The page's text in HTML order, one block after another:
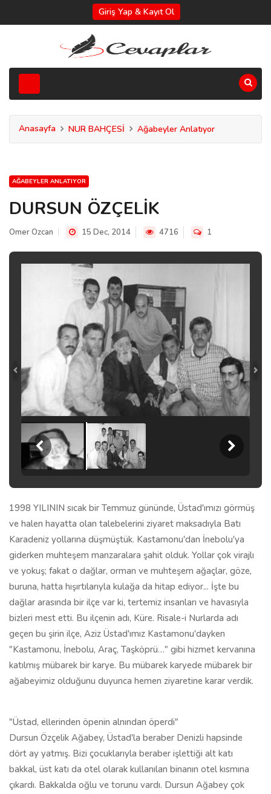
Giriş Yap & Kayıt Ol
Anasayfa NUR BAHÇESİ Ağabeyler Anlatıyor
AĞABEYLER ANLATIYOR
DURSUN ÖZÇELİK
Omer Ozcan 15 Dec, 2014 4716 1
1998 YILININ sıcak bir Temmuz gününde, Üstad'ımızı görmüş
ve halen hayatta olan talebelerini ziyaret maksadıyla Batı
Karadeniz yollarına düşmüştük. Kastamonu'dan İnebolu'ya
giderken muhteşem manzaralara şahit olduk. Yollar çok virajlı
ve yokuş; fakat o dağlar, orman ve muhteşem ağaçlar, göze,
buruna, hatta hışırtılarıyla kulağa da hitap ediyor... İşte bu
dağlar arasında bir ilçe var ki, tertemiz insanları ve havasıyla
bizleri mest etti. Bu ilçenin adı, Küre. Risale-i Nurlarda adı
geçen bu şirin ilçe, Aziz Üstad'ımız Kastamonu'dayken
"Kastamonu, İnebolu, Araç, Taşköprü…" gibi hizmet kervanına
katılmış mübarek bir karye. Bu mübarek karyede mübarek bir
ağabeyimiz olduğunu duyunca hemen ziyaretine karar verdik.
"Üstad, ellerinden öpenin alnından öperdi"
Dursun Özçelik Ağabey, Üstad'la beraber Denizli hapsinde
dört ay yatmış. Bizi çocuklarıyla beraber işlettiği alt katı
bakkal, üst katı da otel olarak kullanılan binanın otel kısmına
çıkardı. Bakkalda oğlu ve torunu vardı. Dursun Ağabey çok